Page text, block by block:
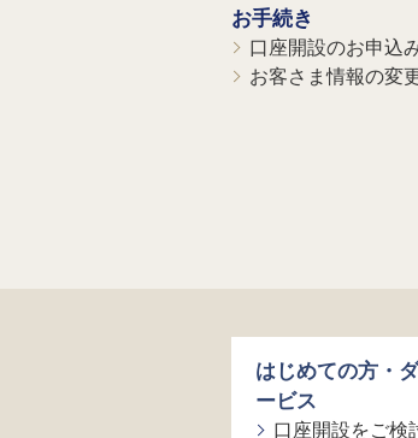
お手続き
口座開設のお申込
お客さま情報の変
はじめての方・
ービス
口座開設をご検